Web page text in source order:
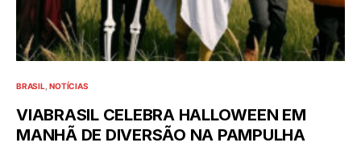
BRASIL NOTÍCIAS
VIABRASIL CELEBRA HALLOWEEN EM
MANHÃ DE DIVERSÃO NA PAMPULHA